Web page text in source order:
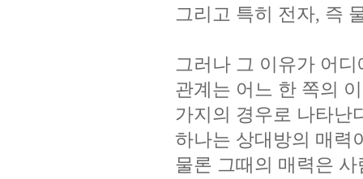
그리고 특히 전자, 즉
그러나 그 이유가 어디
관계는 어느 한 쪽의
가지의 경우로 나타난
하나는 상대방의 매력
물론 그때의 매력은